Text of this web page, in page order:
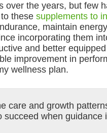
over the years, but few
to thesesupplements to
maintain
incorporating them
and better
improvement in
wellness plan.
care and growth
succeed when guidance